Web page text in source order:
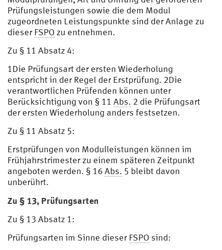
Prüfungsleistungen sowie die dem Modul
zugeordneten Leistungspunkte sind der Anlage zu
dieser FSPO zu entnehmen.
Zu § 11 Absatz 4:
1Die Prüfungsart der ersten Wiederholung
entspricht in der Regel der Erstprüfung. 2Die
verantwortlichen Prüfenden können unter
Berücksichtigung von § 11 Abs. 2 die Prüfungsart
der ersten Wiederholung anders festsetzen.
Zu § 11 Absatz 5:
Erstprüfungen von Modulleistungen können im
Frühjahrstrimester zu einem späteren Zeitpunkt
angeboten werden. § 16Abs. 5 bleibt davon
unberührt.
Zu § 13, Prüfungsarten
Zu § 13 Absatz 1:
Prüfungsarten im Sinne dieser FSPO sind: